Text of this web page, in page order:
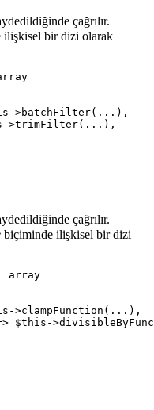
çağrılır.
ilişkisel bir dizi olarak
çağrılır.
biçiminde ilişkisel bir dizi
array